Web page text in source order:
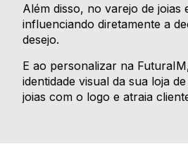
Além disso, no varejo de
influenciando diretamente a
desejo.
E ao personalizar na
identidade visual da sua loja
joias com o logo e atraia